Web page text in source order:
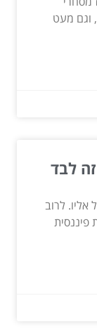
וגם מעט
לבד
לרוב
פיננסית